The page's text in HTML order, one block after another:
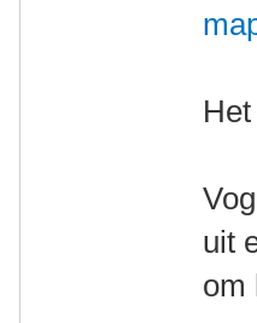
uit
om